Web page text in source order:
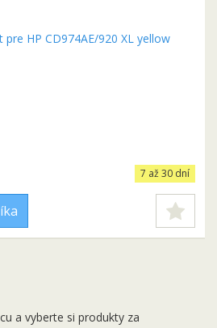
7 až 30 dní
a vyberte si produkty za